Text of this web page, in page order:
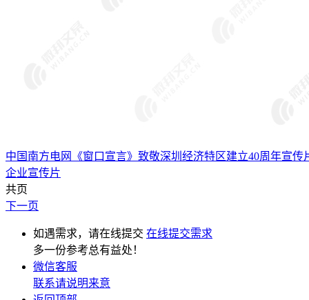
中国南方电网《窗口宣言》致敬深圳经济特区建立40周年宣传
企业宣传片
共页
下一页
如遇需求，请在线提交 在线提交需求
多一份参考总有益处！
微信客服
联系请说明来意